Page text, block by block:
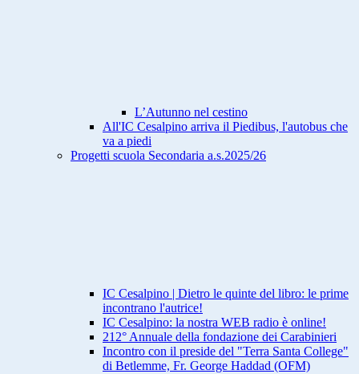
L’Autunno nel cestino
All'IC Cesalpino arriva il Piedibus, l'autobus che
va a piedi
Progetti scuola Secondaria a.s.2025/26
IC Cesalpino | Dietro le quinte del libro: le prime
incontrano l'autrice!
IC Cesalpino: la nostra WEB radio è online!
212° Annuale della fondazione dei Carabinieri
Incontro con il preside del "Terra Santa College"
di Betlemme, Fr. George Haddad (OFM)